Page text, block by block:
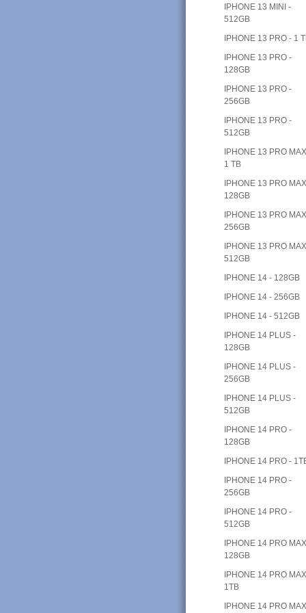
IPHONE 13 MINI -
512GB
IPHONE 13 PRO - 1
IPHONE 13 PRO -
128GB
IPHONE 13 PRO -
256GB
IPHONE 13 PRO -
512GB
IPHONE 13 PRO
1 TB
IPHONE 13 PRO
128GB
IPHONE 13 PRO
256GB
IPHONE 13 PRO
512GB
IPHONE 14 - 128GB
IPHONE 14 - 256GB
IPHONE 14 - 512GB
IPHONE 14 PLUS -
128GB
IPHONE 14 PLUS -
256GB
IPHONE 14 PLUS -
512GB
IPHONE 14 PRO -
128GB
IPHONE 14 PRO -
IPHONE 14 PRO -
256GB
IPHONE 14 PRO -
512GB
IPHONE 14 PRO
128GB
IPHONE 14 PRO
1TB
IPHONE 14 PRO